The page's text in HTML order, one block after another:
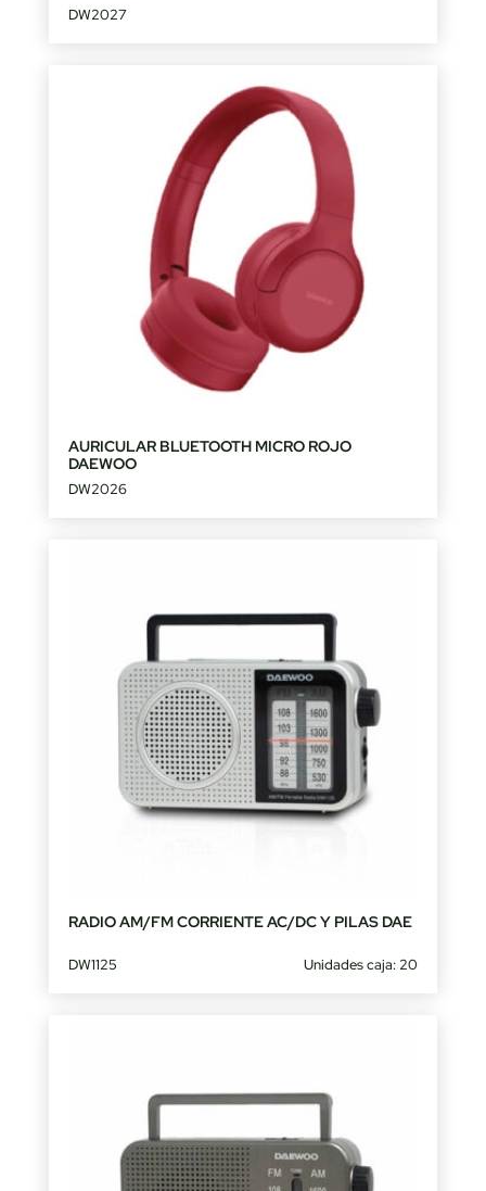
DW2027
AURICULAR BLUETOOTH MICRO ROJO
DAEWOO
DW2026
RADIO AM/FM CORRIENTE AC/DC Y PILAS DAE
DW1125 Unidades caja: 20